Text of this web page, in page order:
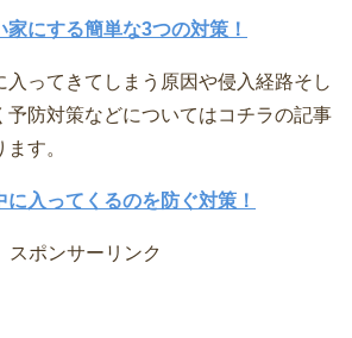
にする簡単な3つの対策！
入ってきてしまう原因や侵入経路そし
予防対策などについてはコチラの記事
す。
入ってくるのを防ぐ対策！
スポンサーリンク